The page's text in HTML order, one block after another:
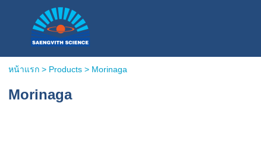
หน้าแรก> Products > Morinaga
Morinaga